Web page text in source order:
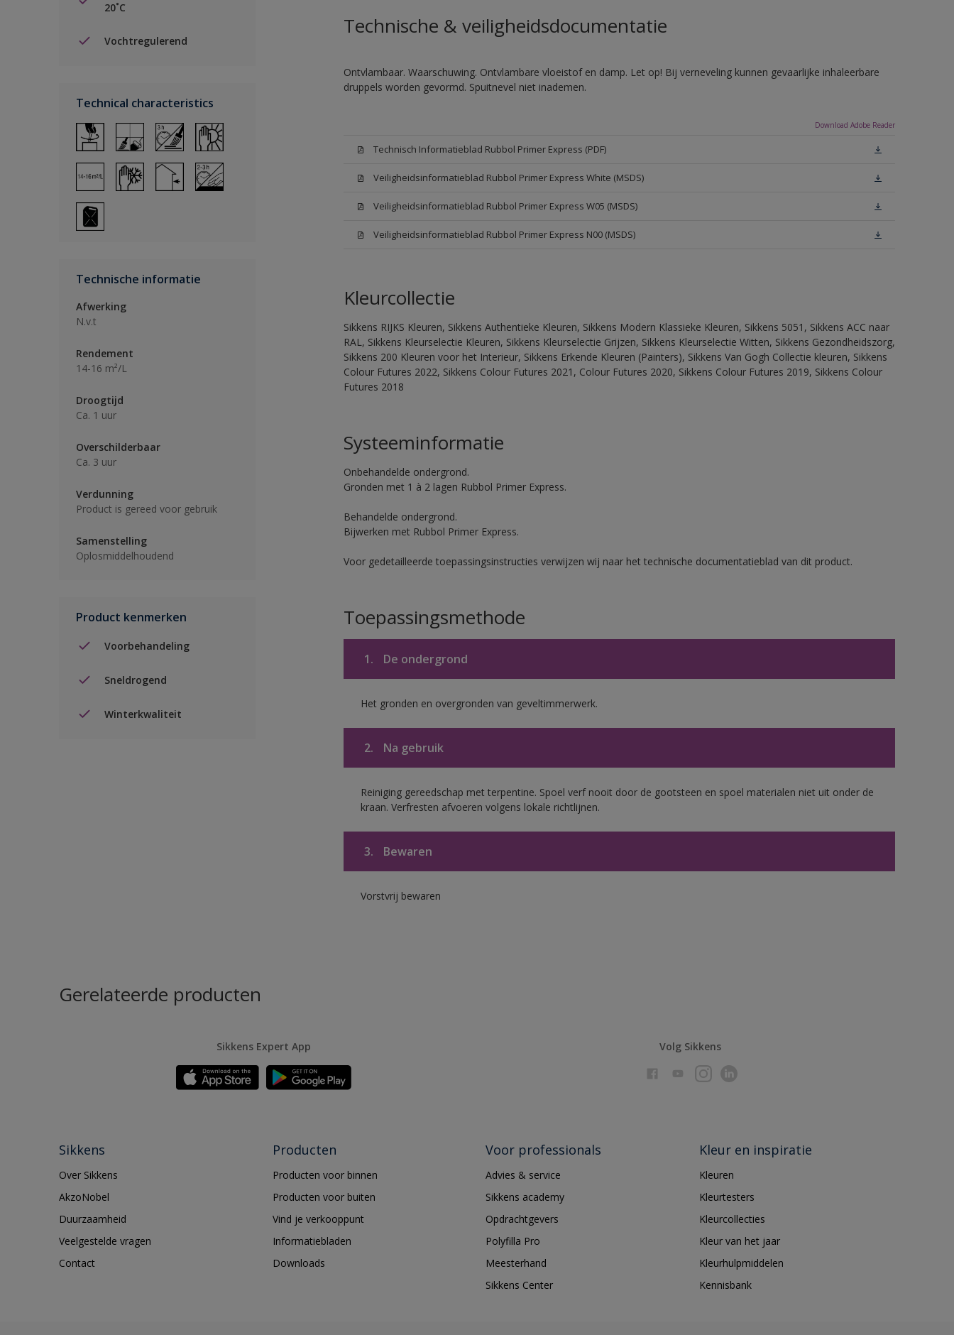
20˚C
Vochtregulerend
Technical characteristics
Technische informatie
Afwerking
N.v.t
Rendement
14-16 m²/L
Droogtijd
Ca. 1 uur
Overschilderbaar
Ca. 3 uur
Verdunning
Product is gereed voor gebruik
Samenstelling
Oplosmiddelhoudend
Product kenmerken
Voorbehandeling
Sneldrogend
Winterkwaliteit
Technische & veiligheidsdocumentatie
Ontvlambaar. Waarschuwing. Ontvlambare vloeistof en damp. Let op! Bij verneveling kunnen gevaarlijke inhaleerbare
druppels worden gevormd. Spuitnevel niet inademen.
Download Adobe Reader
Technisch Informatieblad Rubbol Primer Express (PDF)
Veiligheidsinformatieblad Rubbol Primer Express White (MSDS)
Veiligheidsinformatieblad Rubbol Primer Express W05 (MSDS)
Veiligheidsinformatieblad Rubbol Primer Express N00 (MSDS)
Kleurcollectie
Sikkens RIJKS Kleuren, Sikkens Authentieke Kleuren, Sikkens Modern Klassieke Kleuren, Sikkens 5051, Sikkens ACC naar
RAL, Sikkens Kleurselectie Kleuren, Sikkens Kleurselectie Grijzen, Sikkens Kleurselectie Witten, Sikkens Gezondheidszorg,
Sikkens 200 Kleuren voor het Interieur, Sikkens Erkende Kleuren (Painters), Sikkens Van Gogh Collectie kleuren, Sikkens
Colour Futures 2022, Sikkens Colour Futures 2021, Colour Futures 2020, Sikkens Colour Futures 2019, Sikkens Colour
Futures 2018
Systeeminformatie
Onbehandelde ondergrond.
Gronden met 1 à 2 lagen Rubbol Primer Express.
Behandelde ondergrond.
Bijwerken met Rubbol Primer Express.
Voor gedetailleerde toepassingsinstructies verwijzen wij naar het technische documentatieblad van dit product.
Toepassingsmethode
1. De ondergrond
Het gronden en overgronden van geveltimmerwerk.
2. Na gebruik
Reiniging gereedschap met terpentine. Spoel verf nooit door de gootsteen en spoel materialen niet uit onder de
kraan. Verfresten afvoeren volgens lokale richtlijnen.
3. Bewaren
Vorstvrij bewaren
Gerelateerde producten
Sikkens Expert App Volg Sikkens
Sikkens
Over Sikkens
AkzoNobel
Duurzaamheid
Veelgestelde vragen
Contact
Producten
Producten voor binnen
Producten voor buiten
Vind je verkooppunt
Informatiebladen
Downloads
Voor professionals
Advies & service
Sikkens academy
Opdrachtgevers
Polyfilla Pro
Meesterhand
Sikkens Center
Kleur en inspiratie
Kleuren
Kleurtesters
Kleurcollecties
Kleur van het jaar
Kleurhulpmiddelen
Kennisbank